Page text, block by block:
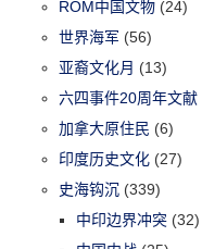
ROM中国文物 (24)
世界海军 (56)
亚裔文化月 (13)
六四事件20周年文献
加拿大原住民 (6)
印度历史文化 (27)
史海钩沉 (339)
中印边界冲突 (32)